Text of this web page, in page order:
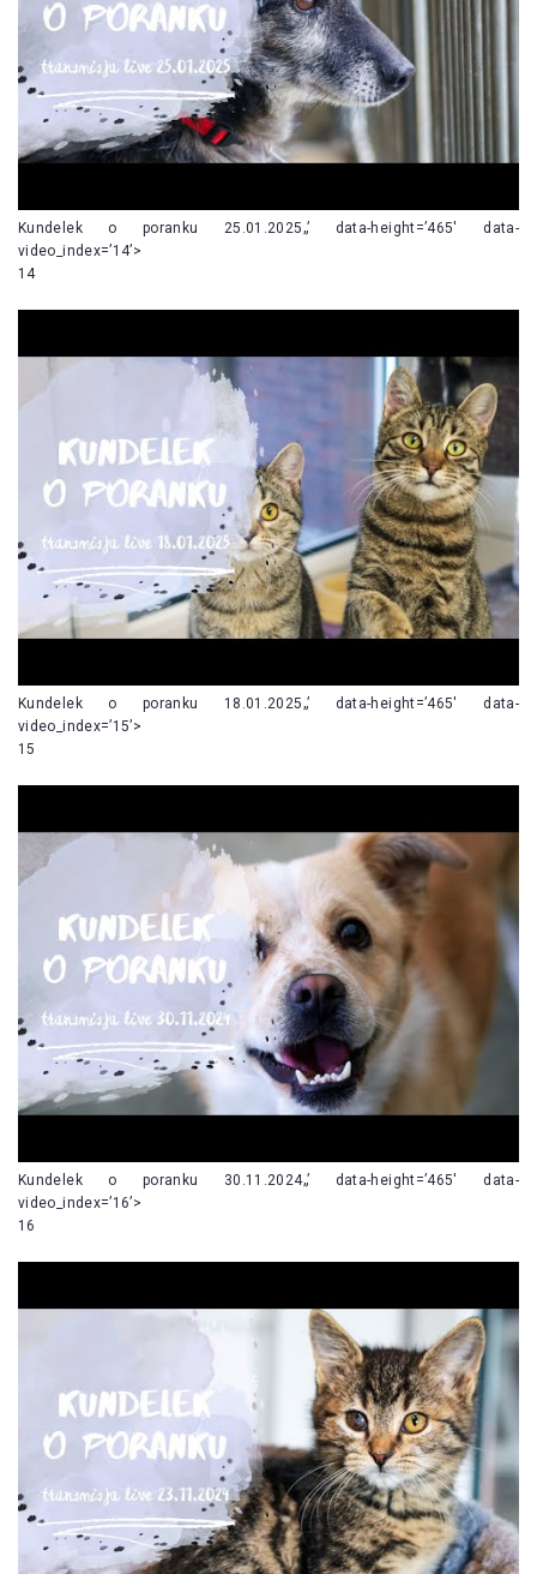
Kundelek o poranku 25.01.2025„’ data-height=’465′ data-
video_index=’14’>
14
Kundelek o poranku 18.01.2025„’ data-height=’465′ data-
video_index=’15’>
15
Kundelek o poranku 30.11.2024„’ data-height=’465′ data-
video_index=’16’>
16